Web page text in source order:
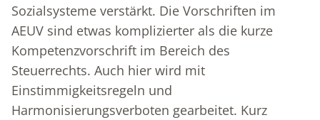
Sozialsysteme verstärkt. Die Vorschriften im
AEUV sind etwas komplizierter als die kurze
Kompetenzvorschrift im Bereich des
Steuerrechts. Auch hier wird mit
Einstimmigkeitsregeln und
Harmonisierungsverboten gearbeitet. Kurz